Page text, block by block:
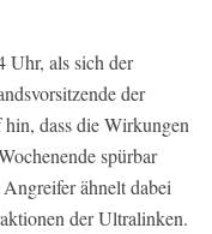
Uhr, als sich der
der
dass die Wirkungen
spürbar
ähnelt dabei
der Ultralinken.